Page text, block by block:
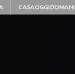
CASAOGGIDOMANI